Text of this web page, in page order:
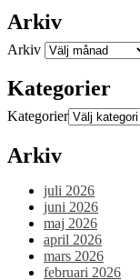
Arkiv
Arkiv
Kategorier
Kategorier
Arkiv
juli 2026
juni 2026
maj 2026
april 2026
mars 2026
februari 2026